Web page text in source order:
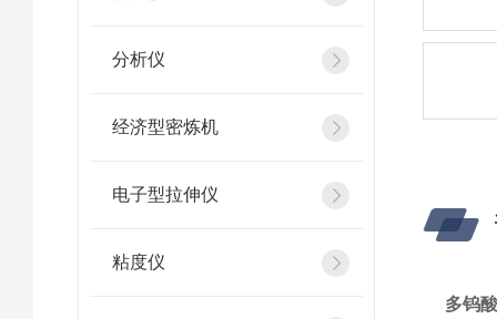
分析仪
经济型密炼机
电子型拉伸仪
粘度仪
多钨